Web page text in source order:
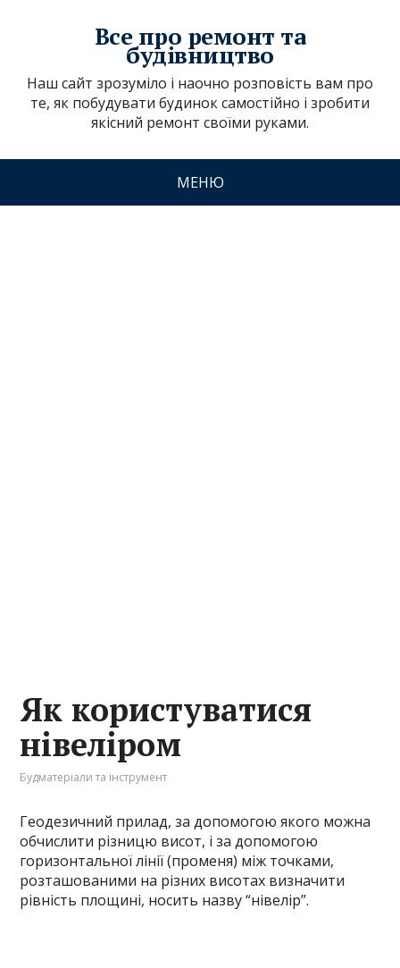
Все про ремонт та
будівництво
Наш сайт зрозуміло і наочно розповість вам про
те, як побудувати будинок самостійно і зробити
якісний ремонт своїми руками.
МЕНЮ
Як користуватися
нівеліром
Будматеріали та інструмент
Геодезичний прилад, за допомогою якого можна
обчислити різницю висот, і за допомогою
горизонтальної лінії (променя) між точками,
розташованими на різних висотах визначити
рівність площині, носить назву “нівелір”.